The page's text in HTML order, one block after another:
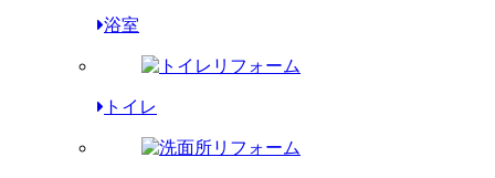
浴室
トイレ